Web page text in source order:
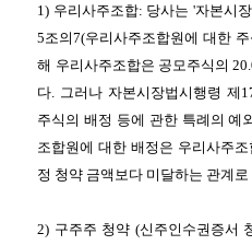
1) 우리사주조합: 당사는 '자본시
5조의7(우리사주조합원에 대한
해 우리사주조합은 공모주식의
다
그러나 자본시장법시행령 제
주식의 배정 등에 관한 특례의 예
조합원에 대한 배정은 우리사주
정 청약 금액보다 미달하는 관계
2) 구주주 청약 (신주인수권증서